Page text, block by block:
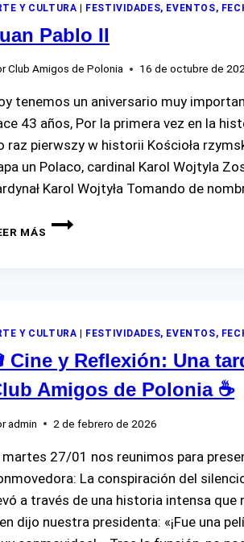
Y CULTURA | FESTIVIDADES, EVENTOS,
Pablo II
Club Amigos de Polonia 16 de octubre de
tenemos un aniversario muy
43 años, Por la primera vez en la
raz pierwszy w historii Kościoła
un Polaco, cardinal Karol Wojtyla
Karol Wojtyła Tomando de
MÁS
JUAN
Y CULTURA FESTIVIDADES, EVENTOS,
Cine y Reflexión: Una
Amigos de Polonia ☕
admin 2 de febrero de 2026
martes 27/01 nos reunimos para
La conspiración del
a través de una historia intensa que
dijo nuestra presidenta: «¡Fue una